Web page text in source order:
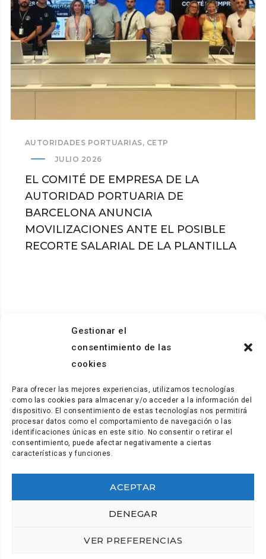
Gestionar el
consentimiento de las
cookies
Para ofrecer las mejores experiencias, utilizamos tecnologías
como las cookies para almacenar y/o acceder a la información del
dispositivo. El consentimiento de estas tecnologías nos permitirá
procesar datos como el comportamiento de navegación o las
identificaciones únicas en este sitio. No consentir o retirar el
consentimiento, puede afectar negativamente a ciertas
características y funciones.
ACEPTAR
DENEGAR
VER PREFERENCIAS
AUTORIDADES PORTUARIAS, CETP
JULIO 2026
EL COMITÉ DE EMPRESA DE LA
AUTORIDAD PORTUARIA DE
BARCELONA ANUNCIA
MOVILIZACIONES ANTE EL POSIBLE
RECORTE SALARIAL DE LA PLANTILLA
Secretaría y comunicación: (+34) 922.28.95.21
Gabinete de comunicación: (+34) 922.28.95.21